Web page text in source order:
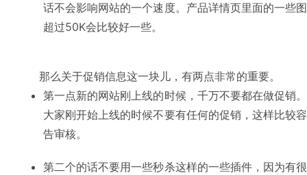
话不会影响网站的一个速度。产品详情页里面的一些
超过50K会比较好一些。
那么关于促销信息这一块儿，有两点非常的重要。
第一点新的网站刚上线的时候，千万不要都在做促销
大家刚开始上线的时候不要有任何的促销，这样比较
告审核。
第二个的话不要用一些秒杀这样的一些插件，因为有